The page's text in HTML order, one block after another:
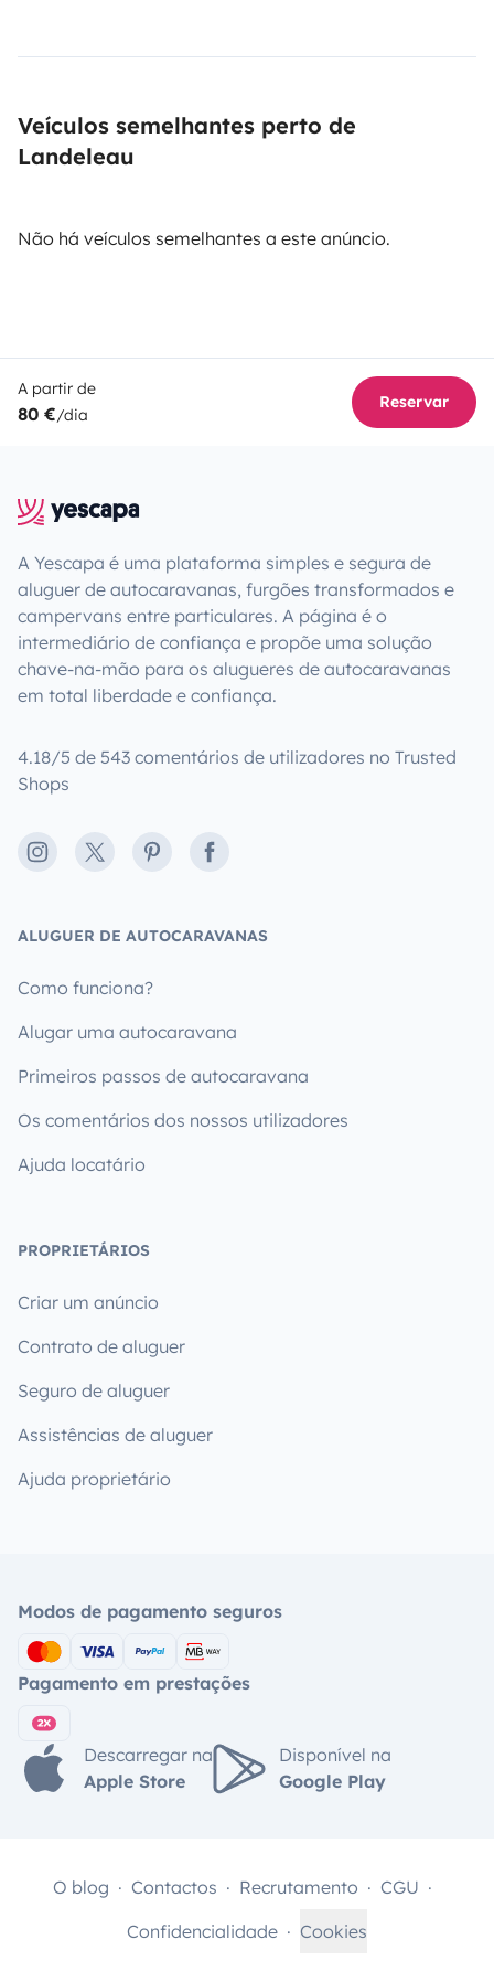
Veículos semelhantes perto de
Landeleau
Não há veículos semelhantes a este anúncio.
A partir de
80 €/dia
Reservar
A Yescapa é uma plataforma simples e segura de
aluguer de autocaravanas, furgões transformados e
campervans entre particulares. A página é o
intermediário de confiança e propõe uma solução
chave-na-mão para os alugueres de autocaravanas
em total liberdade e confiança.
4.18/5 de 543 comentários de utilizadores no Trusted
Shops
Instagram
X PinterestFacebook
ALUGUER DE AUTOCARAVANAS
Como funciona?
Alugar uma autocaravana
Primeiros passos de autocaravana
Os comentários dos nossos utilizadores
Ajuda locatário
PROPRIETÁRIOS
Criar um anúncio
Contrato de aluguer
Seguro de aluguer
Assistências de aluguer
Ajuda proprietário
Modos de pagamento seguros
Pagamento em prestações
Descarregar na
Apple Store
Disponível na
Google Play
O blog Contactos Recrutamento
CGU
Confidencialidade
Cookies